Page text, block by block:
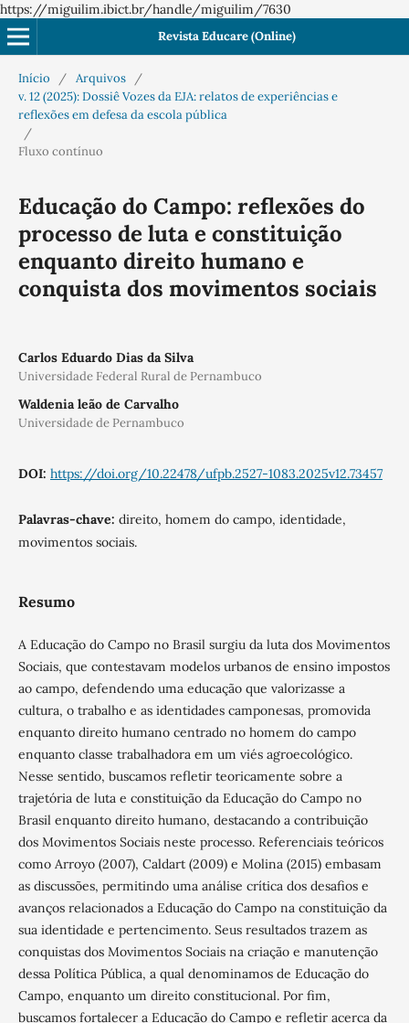
https://miguilim.ibict.br/handle/miguilim/7630
Revista Educare (Online)
Início / Arquivos
/
v. 12 (2025): Dossiê Vozes da EJA: relatos de experiências e
reflexões em defesa da escola pública
/
Fluxo contínuo
Educação do Campo: reflexões do
processo de luta e constituição
enquanto direito humano e
conquista dos movimentos sociais
Carlos Eduardo Dias da Silva
Universidade Federal Rural de Pernambuco
Waldenia leão de Carvalho
Universidade de Pernambuco
DOI: https://doi.org/10.22478/ufpb.2527-1083.2025v12.73457
Palavras-chave: direito, homem do campo, identidade,
movimentos sociais.
Resumo
A Educação do Campo no Brasil surgiu da luta dos Movimentos
Sociais, que contestavam modelos urbanos de ensino impostos
ao campo, defendendo uma educação que valorizasse a
cultura, o trabalho e as identidades camponesas, promovida
enquanto direito humano centrado no homem do campo
enquanto classe trabalhadora em um viés agroecológico.
Nesse sentido, buscamos refletir teoricamente sobre a
trajetória de luta e constituição da Educação do Campo no
Brasil enquanto direito humano, destacando a contribuição
dos Movimentos Sociais neste processo. Referenciais teóricos
como Arroyo (2007), Caldart (2009) e Molina (2015) embasam
as discussões, permitindo uma análise crítica dos desafios e
avanços relacionados a Educação do Campo na constituição da
sua identidade e pertencimento. Seus resultados trazem as
conquistas dos Movimentos Sociais na criação e manutenção
dessa Política Pública, a qual denominamos de Educação do
Campo, enquanto um direito constitucional. Por fim,
buscamos fortalecer a Educação do Campo e refletir acerca da